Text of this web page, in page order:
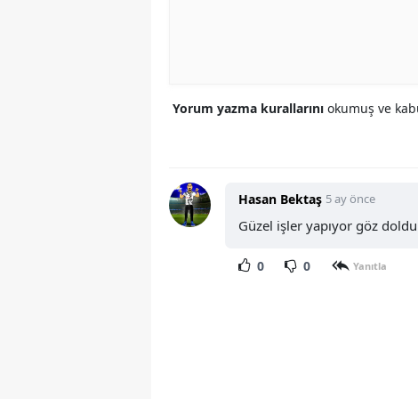
Yorum yazma kurallarını okumuş ve
Hasan Bektaş 5 ay önce
Güzel işler yapıyor göz
0 0 Yanıtla